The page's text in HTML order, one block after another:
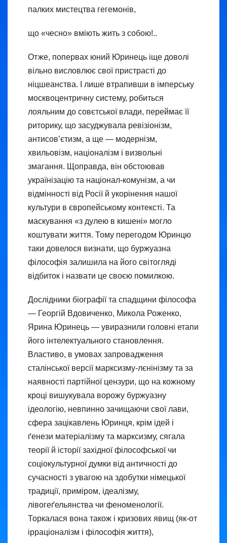
палких мистецтва гегемонів,
що «чесно» вміють жить з собою!..
Отже, попервах юний Юринець іще доволі
вільно висловлює свої пристрасті до
ніцшеанства. І лише втрапивши в імперську
москвоцентричну систему, робиться
лояльним до совєтської влади, переймає її
риторику, що засуджувала ревізіонізм,
антисовʼєтизм, а ще — модернізм,
хвильовізм, націоналізм і визвольні
змагання. Щоправда, він обстоював
українізацію та націонал-комунізм, а чи
відмінності від Росії й укорінення нашої
культури в європейському контексті. Та
маскування «з дулею в кишені» могло
коштувати життя. Тому перегодом Юринцю
таки довелося визнати, що буржуазна
філософія залишила на його світогляді
відбиток і назвати це своєю помилкою.
Дослідники біографії та спадщини філософа
— Георгій Вдовиченко, Микола Роженко,
Ярина Юринець — увиразнили головні етапи
його інтелектуального становлення.
Властиво, в умовах запровадження
сталінської версії марксизму-лєнінізму та за
наявності партійної цензури, що на кожному
кроці вишукувала ворожу буржуазну
ідеологію, невпинно зачищаючи свої лави,
сфера зацікавлень Юринця, крім ідей і
ґенези матеріалізму та марксизму, сягала
теорії й історії західної філософської чи
соціокультурної думки від античності до
сучасності з увагою на здобутки німецької
традиції, приміром, ідеалізму,
лівогеґельянства чи феноменології.
Торкалася вона також і кризових явищ (як-от
ірраціоналізм і філософія життя),